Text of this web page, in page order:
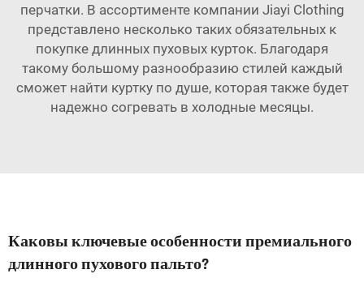
перчатки. В ассортименте компании Jiayi Clothing
представлено несколько таких обязательных к
покупке длинных пуховых курток. Благодаря
такому большому разнообразию стилей каждый
сможет найти куртку по душе, которая также будет
надежно согревать в холодные месяцы.
Каковы ключевые особенности премиального
длинного пухового пальто?